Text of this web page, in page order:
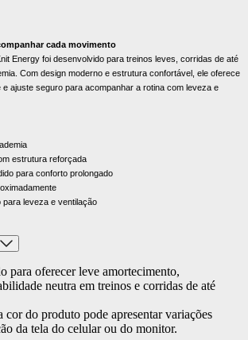
cada movimento
Energy foi desenvolvido para treinos leves, corridas de até
Com design moderno e estrutura confortável, ele oferece
e ajuste seguro para acompanhar a rotina com leveza e
estrutura reforçada
para conforto prolongado
para leveza e ventilação
para oferecer leve amortecimento,
neutra em treinos e corridas de até
cor do produto pode apresentar variações
da tela do celular ou do monitor.